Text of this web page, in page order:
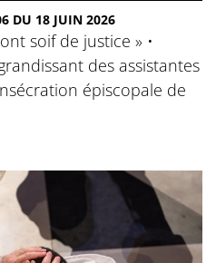
DU 18 JUIN 2026
soif de justice » •
des assistantes
épiscopale de